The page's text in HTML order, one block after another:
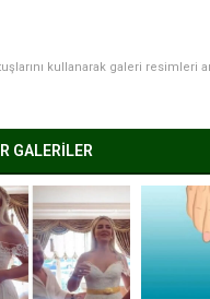
kullanarak galeri resimleri
GALERİLER